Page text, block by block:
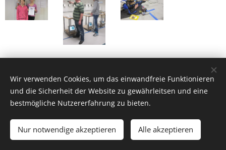
Powered byWebnode Cookies
Wir verwenden Cookies, um das einwandfreie Funktionieren
und die Sicherheit der Website zu gewährleitsen und eine
bestmögliche Nutzererfahrung zu bieten.
Nur notwendige akzeptieren Alle akzeptieren